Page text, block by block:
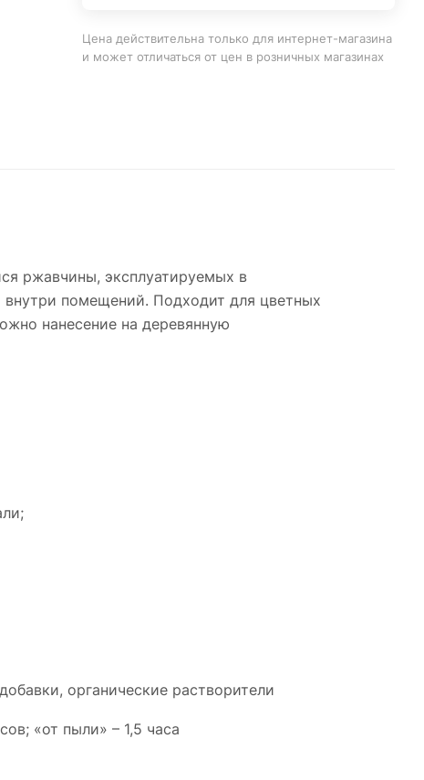
Цена действительна только для интернет-магазина
и может отличаться от цен в розничных магазинах
ржавчины, эксплуатируемых в
помещений. Подходит для цветных
нанесение на деревянную
органические растворители
«от пыли» – 1,5 часа